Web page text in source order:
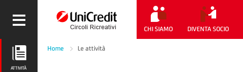
CHI SIAMO DIVENTA SOCIO
ATTIVITÀ
Home Le attività